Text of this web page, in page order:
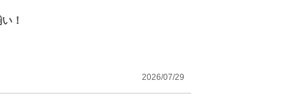
！
2026/07/29